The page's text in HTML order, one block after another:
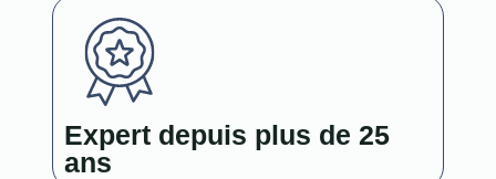
Expert depuis plus de 25
ans